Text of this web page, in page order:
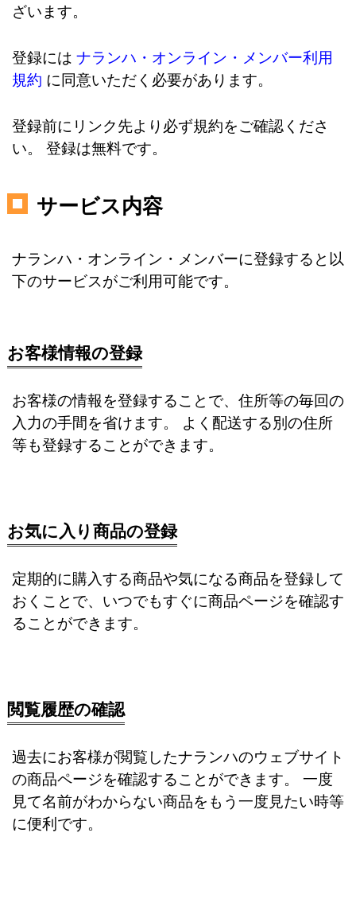
ざいます。
登録には ナランハ・オンライン・メンバー利用
規約 に同意いただく必要があります。
登録前にリンク先より必ず規約をご確認くださ
い。 登録は無料です。
サービス内容
ナランハ・オンライン・メンバーに登録すると以
下のサービスがご利用可能です。
お客様情報の登録
お客様の情報を登録することで、住所等の毎回の
入力の手間を省けます。 よく配送する別の住所
等も登録することができます。
お気に入り商品の登録
定期的に購入する商品や気になる商品を登録して
おくことで、いつでもすぐに商品ページを確認す
ることができます。
閲覧履歴の確認
過去にお客様が閲覧したナランハのウェブサイト
の商品ページを確認することができます。 一度
見て名前がわからない商品をもう一度見たい時等
に便利です。